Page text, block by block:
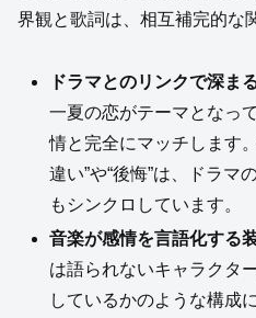
界観と歌詞は、相互補完的な
ドラマとのリンクで深ま
一夏の恋がテーマとなっ
情と完全にマッチします
違い”や“後悔”は、ドラマ
もシンクロしています。
音楽が感情を言語化する
は語られないキャラクタ
しているかのような構成